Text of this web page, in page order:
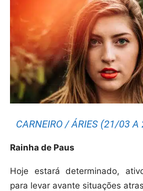
CARNEIRO / ÁRIES (21/03
Rainha de Paus
Hoje estará determinado,
para levar avante situações